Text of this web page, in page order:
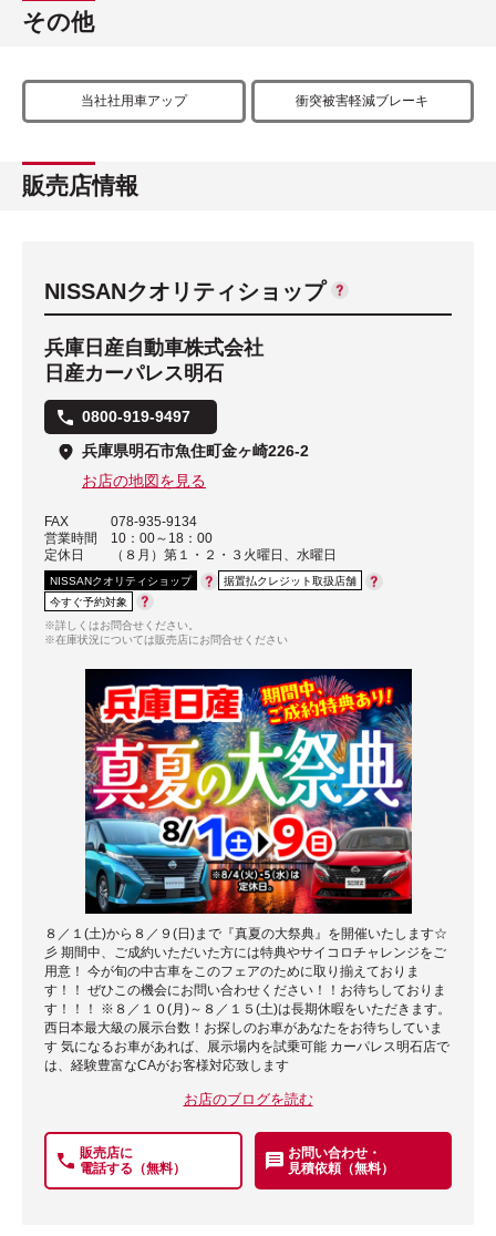
その他
当社社用車アップ 衝突被害軽減ブレーキ
販売店情報
NISSANクオリティショップ
兵庫日産自動車株式会社
日産カーパレス明石
0800-919-9497
兵庫県明石市魚住町金ヶ崎226-2
お店の地図を見る
FAX
078-935-9134
営業時間
10：00～18：00
定休日
（８月）第１・２・３火曜日、水曜日
NISSANクオリティショップ
据置払クレジット取扱店舗
今すぐ予約対象
※詳しくはお問合せください。
※在庫状況については販売店にお問合せください
８／１(土)から８／９(日)まで『真夏の大祭典』を開催いたします☆
彡 期間中、ご成約いただいた方には特典やサイコロチャレンジをご
用意！ 今が旬の中古車をこのフェアのために取り揃えておりま
す！！ ぜひこの機会にお問い合わせください！！お待ちしておりま
す！！！ ※８／１０(月)～８／１５(土)は長期休暇をいただきます。
西日本最大級の展示台数！お探しのお車があなたをお待ちしていま
す 気になるお車があれば、展示場内を試乗可能 カーパレス明石店で
は、経験豊富なCAがお客様対応致します
お店のブログを読む
販売店に
電話する（無料）
お問い合わせ・
見積依頼（無料）